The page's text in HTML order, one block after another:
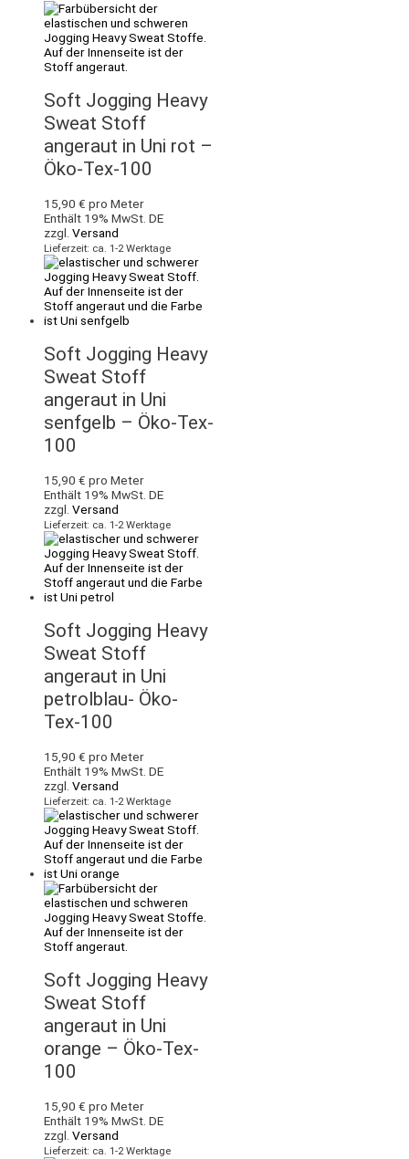
Soft Jogging Heavy
Sweat Stoff
angeraut in Uni rot –
Öko-Tex-100
15,90 € pro Meter
Enthält 19% MwSt. DE
zzgl. Versand
Lieferzeit: ca. 1-2 Werktage
Soft Jogging Heavy
Sweat Stoff
angeraut in Uni
senfgelb – Öko-Tex-
100
15,90 € pro Meter
Enthält 19% MwSt. DE
zzgl. Versand
Lieferzeit: ca. 1-2 Werktage
Soft Jogging Heavy
Sweat Stoff
angeraut in Uni
petrolblau- Öko-
Tex-100
15,90 € pro Meter
Enthält 19% MwSt. DE
zzgl. Versand
Lieferzeit: ca. 1-2 Werktage
Soft Jogging Heavy
Sweat Stoff
angeraut in Uni
orange – Öko-Tex-
100
15,90 € pro Meter
Enthält 19% MwSt. DE
zzgl. Versand
Lieferzeit: ca. 1-2 Werktage